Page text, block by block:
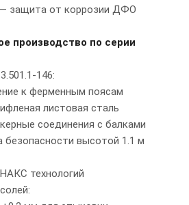
— защита от коррозии ДФО
производство по серии
146:
к ферменным поясам
листовая сталь
соединения с балками
безопасности высотой 1.1 м
технологий